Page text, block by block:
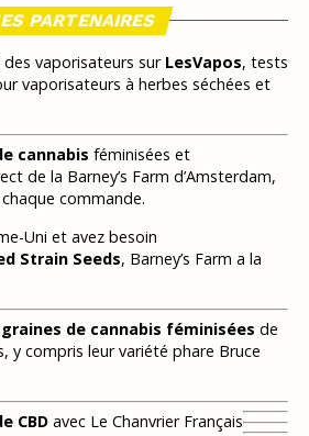
PARTENAIRES
des vaporisateurs sur LesVapos, tests
vaporisateurs à herbes séchées et
cannabis féminisées et
de la Barney’s Farm d’Amsterdam,
commande.
Uni et avez besoin
Strain Seeds, Barney’s Farm a la
graines de cannabis féminisées de
y compris leur variété phare Bruce
CBDavec Le Chanvrier Français